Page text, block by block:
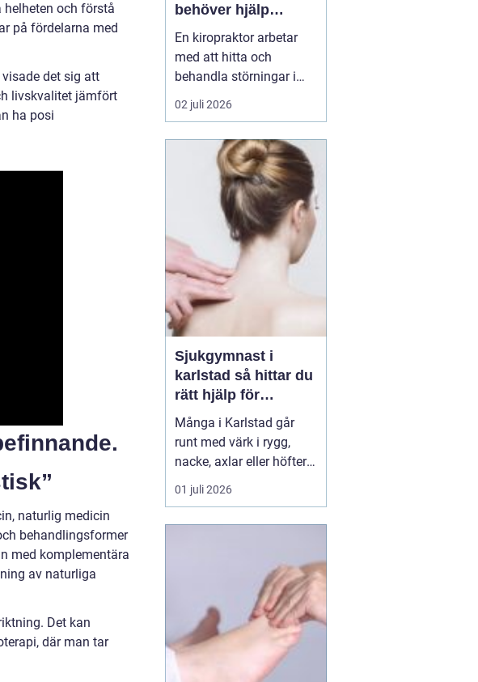
helheten och förstå
på fördelarna med
det sig att
livskvalitet jämfört
ha posi
naturlig medicin
behandlingsformer
med komplementära
av naturliga
Det kan
där man tar
behöver hjälp
tillbaka
En kiropraktor arbetar
med att hitta och
behandla störningar i
kroppens leder, muskler
och nervsystem. Målet
smärta, bättre rörlighet
och en vardag som
fungerar igen.
Kiropraktik passar
många som kämpar
med återkommande
ryggont...
02 juli 2026
Sjukgymnast i
karlstad så hittar du
rätt hjälp för
kroppen
Många i Karlstad går
runt med värk i rygg,
nacke, axlar eller höfter
utan att söka hjälp.
Andra har råkat ut för en
släppa. En legitimerad
sjukgymnast kan då
göra stor skillnad.
Genom n...
01 juli 2026